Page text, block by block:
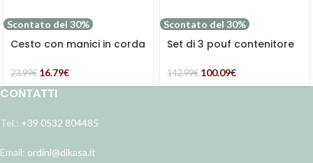
Scontato del 30%
Cesto con manici in corda
23.99€ 16.79€
Scontato del 30%
Set di 3 pouf contenitore
142.99€ 100.09€
CONTATTI
Tel.: +39 0532 804485
Email: ordini@dikasa.it